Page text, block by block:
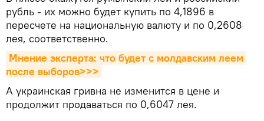
рубль - их можно будет купить по 4,1896 в
пересчете на национальную валюту и по 0,2608
лея, соответственно.
Мнение эксперта: что будет с молдавским леем
после выборов>>>
А украинская гривна не изменится в цене и
продолжит продаваться по 0,6047 лея.